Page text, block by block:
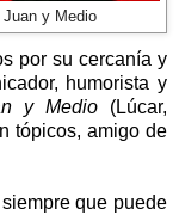
Juan y Medio
por su cercanía y
humorista y
y Medio(Lúcar,
tópicos, amigo de
que puede